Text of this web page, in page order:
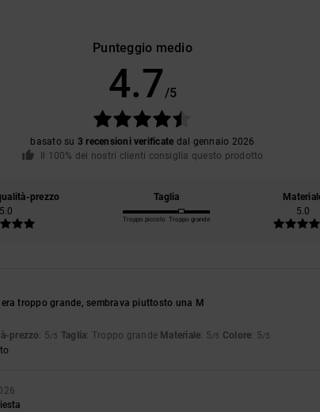
Punteggio medio
4.7/5
basato su 3 recensioni verificate dal gennaio 2026
Il 100% dei nostri clienti consiglia questo prodotto
prezzo
5.0
Taglia
Troppo piccolo Troppo grande
5.0
troppo grande, sembrava piuttosto una M
prezzo: 5/5 Taglia: Troppo grande Materiale: 5/5 Colore: 5/5